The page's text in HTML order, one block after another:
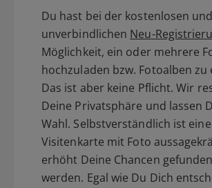
Du hast bei der kostenlosen und
unverbindlichen Neu-
Möglichkeit, ein oder mehrere
hochzuladen bzw. Fotoalben zu
Das ist aber keine Pflicht. Wir
Deine Privatsphäre und lassen
Wahl. Selbstverständlich ist eine
Visitenkarte mit Foto
erhöht Deine Chancen
werden. Egal wie Du Dich